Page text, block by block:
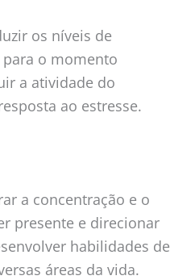
os níveis de
para o momento
a atividade do
ao estresse.
a concentração e o
presente e direcionar
habilidades de
áreas da vida.